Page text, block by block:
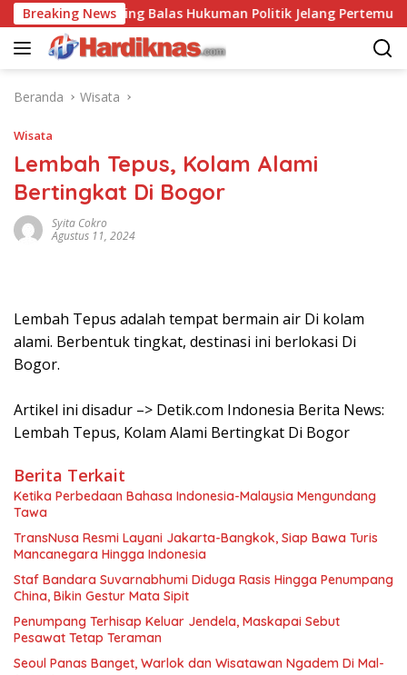
Langsung
ke
konten
Breaking News
AS-China Saling Balas Hukuman Politik Jelang Pertemuan
Beranda Wisata
Wisata
Lembah Tepus, Kolam Alami
Bertingkat Di Bogor
Syita Cokro
Agustus 11, 2024
Lembah Tepus adalah tempat bermain air Di kolam
alami. Berbentuk tingkat, destinasi ini berlokasi Di
Bogor.
Artikel ini disadur –> Detik.com Indonesia Berita News:
Lembah Tepus, Kolam Alami Bertingkat Di Bogor
Berita Terkait
Ketika Perbedaan Bahasa Indonesia-Malaysia Mengundang
Tawa
TransNusa Resmi Layani Jakarta-Bangkok, Siap Bawa Turis
Mancanegara Hingga Indonesia
Staf Bandara Suvarnabhumi Diduga Rasis Hingga Penumpang
China, Bikin Gestur Mata Sipit
Penumpang Terhisap Keluar Jendela, Maskapai Sebut
Pesawat Tetap Teraman
Seoul Panas Banget, Warlok dan Wisatawan Ngadem Di Mal-